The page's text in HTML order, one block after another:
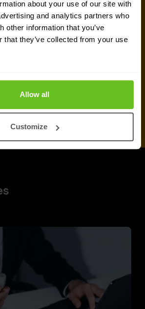
about your use of our site with
and analytics partners who
other information that you’ve
that they’ve collected from your use
Allow all
Customize
aanvragen